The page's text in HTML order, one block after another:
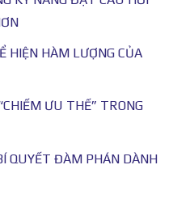
HIỆN HÀM LƯỢNG CỦA
ƯU THẾ” TRONG
QUYẾT ĐÀM PHÁN DÀNH